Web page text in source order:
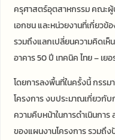
ครุศาสตร์อุตสาหกรรม คณะผู้
เอกชน และหน่วยงานที่เกี่ยวข้
รวมถึงแลกเปลี่ยนความคิดเห็
อาคาร 50 ปี เทคนิค ไทย – เย
โดยการลงพื้นที่ในครั้งนี้ กรรม
โครงการ งบประมาณเกี่ยวกั
ความคืบหน้าในการดำเนินกา
ของแผนงานโครงการ รวมถึ